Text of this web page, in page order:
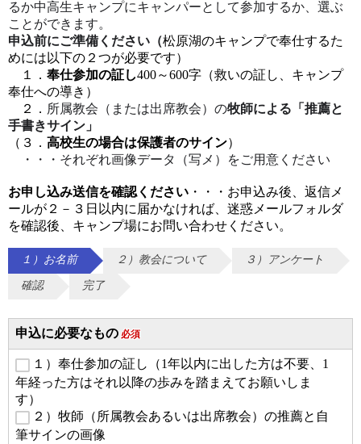
るか中高生キャンプにキャンパーとして参加するか、選ぶ
ことができます。
申込前にご準備ください（松原湖のキャンプで奉仕するた
めには以下の２つが必要です）
１． 奉仕参加の証し400～600字（救いの証し、キャンプ
奉仕への導き）
２． 所属教会（または出席教会）の牧師による「推薦と
手書きサイン」
（３． 高校生の場合は保護者のサイン）
・・・それぞれ画像データ（写メ）をご用意ください
お申し込み送信を確認ください ・・・お申込み後、返信メ
ールが２－３日以内に届かなければ、迷惑メールフォルダ
を確認後、キャンプ場にお問い合わせください。
１）お名前 ２）教会について ３）アンケート
確認 完了
申込に必要なもの 必須
１）奉仕参加の証し（1年以内に出した方は不要、1
年経った方はそれ以降の歩みを踏まえてお願いしま
す）
２）牧師（所属教会あるいは出席教会）の推薦と自
筆サインの画像